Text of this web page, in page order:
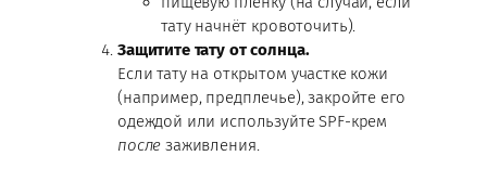
тату начнёт кровоточить).
Защитите тату от солнца.
Если тату на открытом участке кожи
(например, предплечье), закройте его
одеждой или используйте SPF-крем
после заживления.